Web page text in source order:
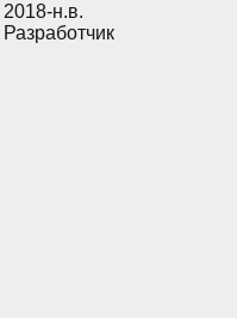
2018-н.в.
Разработчик